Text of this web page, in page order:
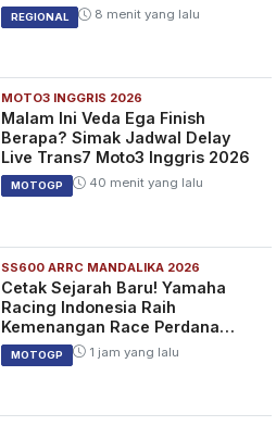
REGIONAL 8 menit yang lalu
MOTO3 INGGRIS 2026
Malam Ini Veda Ega Finish
Berapa? Simak Jadwal Delay
Live Trans7 Moto3 Inggris 2026
MOTOGP 40 menit yang lalu
SS600 ARRC MANDALIKA 2026
Cetak Sejarah Baru! Yamaha
Racing Indonesia Raih
Kemenangan Race Perdana
SS600 ARRC
MOTOGP 1 jam yang lalu